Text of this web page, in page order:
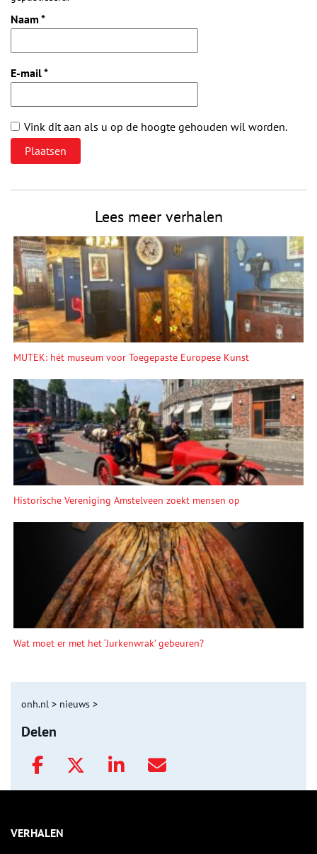
Naam *
E-mail*
Vink dit aan als u op de hoogte gehouden wil worden.
Lees meer verhalen
MUTEK: hét museum voor Toegepaste Europese Kunst
Historische Vereniging Amstelveen zoekt mensen op
Wat moet er met het ‘Jurkenwrak’ gebeuren?
onh.nl > nieuws >
Delen
VERHALEN